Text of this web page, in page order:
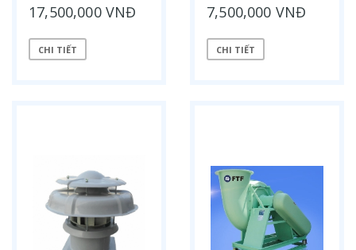
17,500,000 VNĐ
CHI TIẾT
7,500,000 VNĐ
CHI TIẾT